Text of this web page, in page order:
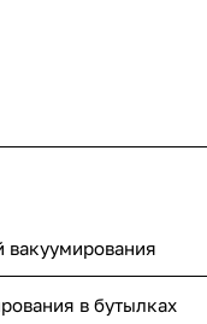
вакуумирования
в бутылках